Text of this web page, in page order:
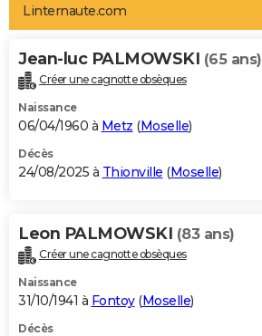
Art de vivre
Bien-être
Loisirs
Mode
Modes de vie
Alimentation
Guide de la santé
Maladies
Médicaments
Sommeil
VOYAGE
Destinations
City break
Voyage nature
Voyage de noces
Forum
Climat
+PHOTO
GUIDES D'ACHAT
BONS PLANS
Carte de Noël
Carte Bonne année
Carte Saint-Valentin
Carte Pâques
Carte d'anniversaire
DICTIONNAIRE
Dictionnaire
Biographies
Citations
Expressions
Proverbes
PROGRAMME TV
Linternaute.com
Jean-luc PALMOWSKI (65 ans)
Créer une cagnotte obsèques
Naissance
06/04/1960 à Metz (Moselle)
Décès
24/08/2025 à Thionville (Moselle)
Leon PALMOWSKI (83 ans)
Créer une cagnotte obsèques
Naissance
31/10/1941 à Fontoy(Moselle)
Décès